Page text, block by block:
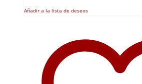
Añadir a la lista de deseos